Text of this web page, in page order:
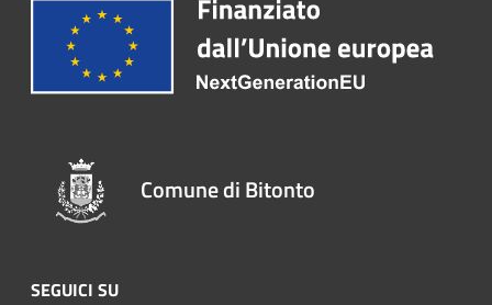
Comune di Bitonto
SEGUICI SU